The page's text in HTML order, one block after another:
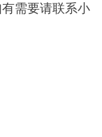
需要请联系小